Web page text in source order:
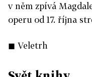
v něm zpívá
operu od 17. října
◼ Veletrh